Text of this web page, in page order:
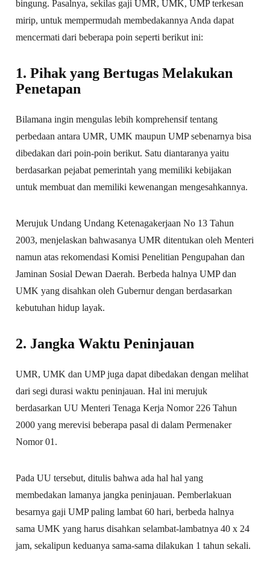
bingung. Pasalnya, sekilas gaji UMR, UMK, UMP terkesan
mirip, untuk mempermudah membedakannya Anda dapat
mencermati dari beberapa poin seperti berikut ini:
1. Pihak yang Bertugas Melakukan
Penetapan
Bilamana ingin mengulas lebih komprehensif tentang
perbedaan antara UMR, UMK maupun UMP sebenarnya bisa
dibedakan dari poin-poin berikut. Satu diantaranya yaitu
berdasarkan pejabat pemerintah yang memiliki kebijakan
untuk membuat dan memiliki kewenangan mengesahkannya.
Merujuk Undang Undang Ketenagakerjaan No 13 Tahun
2003, menjelaskan bahwasanya UMR ditentukan oleh Menteri
namun atas rekomendasi Komisi Penelitian Pengupahan dan
Jaminan Sosial Dewan Daerah. Berbeda halnya UMP dan
UMK yang disahkan oleh Gubernur dengan berdasarkan
kebutuhan hidup layak.
2. Jangka Waktu Peninjauan
UMR, UMK dan UMP juga dapat dibedakan dengan melihat
dari segi durasi waktu peninjauan. Hal ini merujuk
berdasarkan UU Menteri Tenaga Kerja Nomor 226 Tahun
2000 yang merevisi beberapa pasal di dalam Permenaker
Nomor 01.
Pada UU tersebut, ditulis bahwa ada hal hal yang
membedakan lamanya jangka peninjauan. Pemberlakuan
besarnya gaji UMP paling lambat 60 hari, berbeda halnya
sama UMK yang harus disahkan selambat-lambatnya 40 x 24
jam, sekalipun keduanya sama-sama dilakukan 1 tahun sekali.